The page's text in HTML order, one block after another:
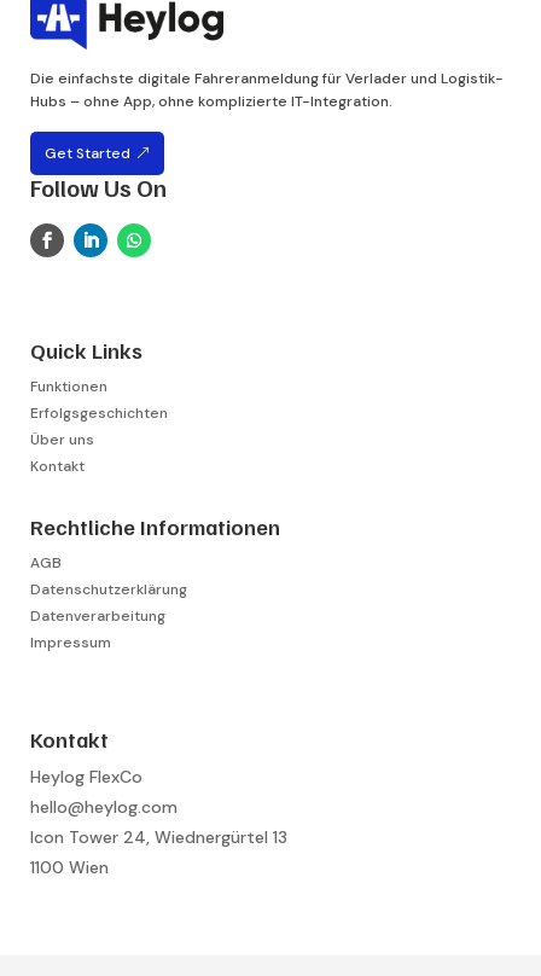
Die einfachste digitale Fahreranmeldung für Verlader und Logistik-
Hubs – ohne App, ohne komplizierte IT-Integration.
Get Started
Follow Us On
Quick Links
Funktionen
Erfolgsgeschichten
Über uns
Kontakt
Rechtliche Informationen
AGB
Datenschutzerklärung
Datenverarbeitung
Impressum
Kontakt
Heylog FlexCo
hello@heylog.com
Icon Tower 24, Wiednergürtel 13
1100 Wien